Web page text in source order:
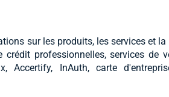
sur les produits, les services et
professionnelles, services de
Accertify, InAuth, carte